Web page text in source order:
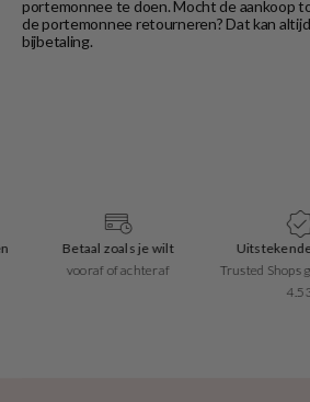
portemonnee te doen. Mocht de aankoop
de portemonnee retourneren? Dat kan
bijbetaling.
Betaal zoals je wilt
vooraf of achteraf
Uitstekende
Trusted Shops geeft